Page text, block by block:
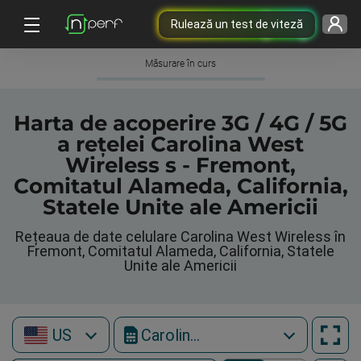
Rulează un test de viteză
Măsurare în curs
Harta de acoperire 3G / 4G / 5G
a rețelei Carolina West
Wireless s - Fremont,
Comitatul Alameda, California,
Statele Unite ale Americii
Rețeaua de date celulare Carolina West Wireless în
Fremont, Comitatul Alameda, California, Statele
Unite ale Americii
US Carolina West Wireless